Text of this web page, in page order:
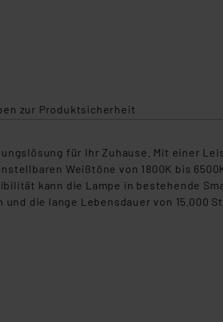
zur Produktsicherheit
für Ihr Zuhause. Mit einer
Weißtöne von 1800K bis
kann die Lampe in bestehende
die lange Lebensdauer von 15.000